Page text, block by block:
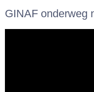
GINAF onderweg